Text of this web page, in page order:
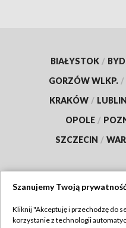
BIAŁYSTOK /
GORZÓW WLKP. /
KRAKÓW / LUBLIN
OPOLE /
SZCZECIN /
Szanujemy Twoją
Kliknij "Akceptuję i przechodzę do
korzystanie z technologii